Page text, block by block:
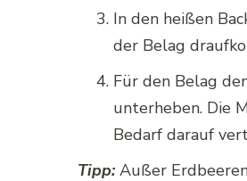
In den heißen
der Belag
Für den Belag
unterheben. Die
Bedarf darauf
Tipp: Außer